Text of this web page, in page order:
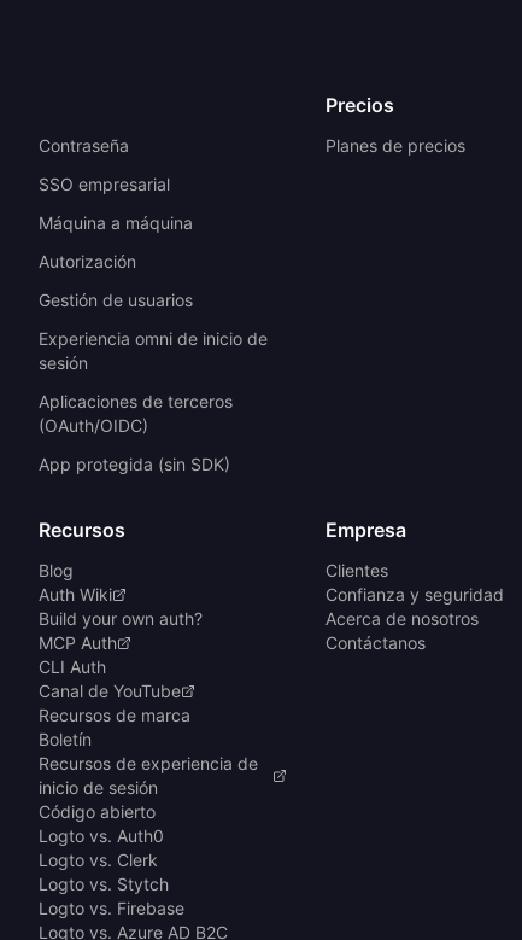
Contraseña
SSO empresarial
Máquina a máquina
Autorización
Gestión de usuarios
Experiencia omni de inicio de
sesión
Aplicaciones de terceros
(OAuth/OIDC)
App protegida (sin SDK)
Precios
Planes de precios
Recursos
Blog
Auth Wiki
Build your own auth?
MCP Auth
CLI Auth
Canal de YouTube
Recursos de marca
Boletín
Recursos de experiencia de
inicio de sesión
Código abierto
Logto vs. Auth0
Logto vs. Clerk
Logto vs. Stytch
Logto vs. Firebase
Logto vs. Azure AD B2C
Empresa
Clientes
Confianza y seguridad
Acerca de nosotros
Contáctanos